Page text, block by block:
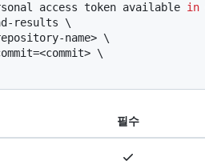
access token available in
results \
필수